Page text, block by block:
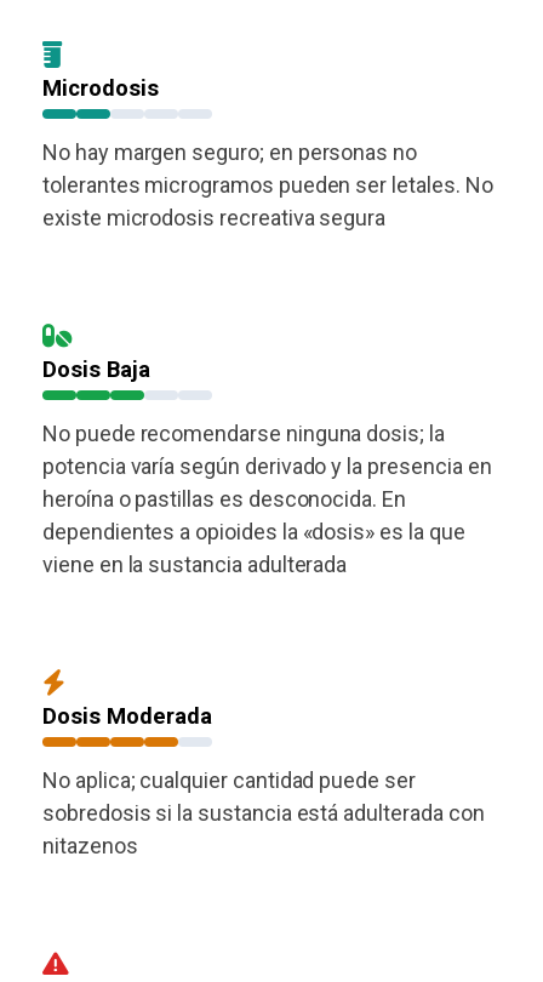
Microdosis
No hay margen seguro; en personas no
tolerantes microgramos pueden ser letales. No
existe microdosis recreativa segura
Dosis Baja
No puede recomendarse ninguna dosis; la
potencia varía según derivado y la presencia en
heroína o pastillas es desconocida. En
dependientes a opioides la «dosis» es la que
viene en la sustancia adulterada
Dosis Moderada
No aplica; cualquier cantidad puede ser
sobredosis si la sustancia está adulterada con
nitazenos